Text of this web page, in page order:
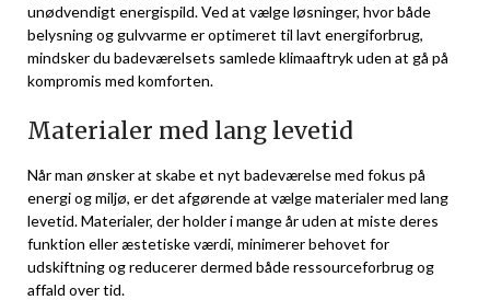
unødvendigt energispild. Ved at vælge løsninger, hvor både
belysning og gulvvarme er optimeret til lavt energiforbrug,
mindsker du badeværelsets samlede klimaaftryk uden at gå på
kompromis med komforten.
Materialer med lang levetid
Når man ønsker at skabe et nyt badeværelse med fokus på
energi og miljø, er det afgørende at vælge materialer med lang
levetid. Materialer, der holder i mange år uden at miste deres
funktion eller æstetiske værdi, minimerer behovet for
udskiftning og reducerer dermed både ressourceforbrug og
affald over tid.